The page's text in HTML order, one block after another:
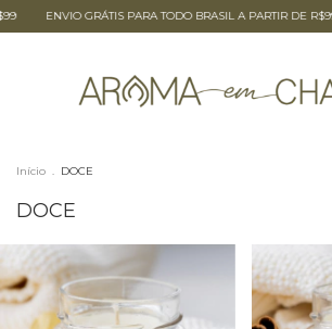
ENVIO GRÁTIS PARA TODO BRASIL A PARTIR DE R$99
Início . DOCE
DOCE